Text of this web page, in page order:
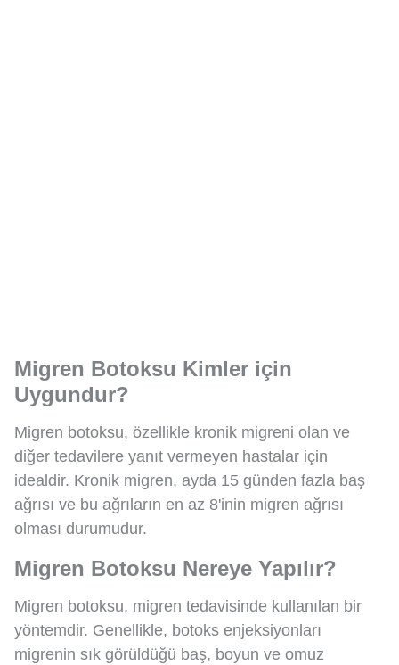
Migren Botoksu Kimler için
Uygundur?
Migren botoksu, özellikle kronik migreni olan ve
diğer tedavilere yanıt vermeyen hastalar için
idealdir. Kronik migren, ayda 15 günden fazla baş
ağrısı ve bu ağrıların en az 8'inin migren ağrısı
olması durumudur.
Migren Botoksu Nereye Yapılır?
Migren botoksu, migren tedavisinde kullanılan bir
yöntemdir. Genellikle, botoks enjeksiyonları
migrenin sık görüldüğü baş, boyun ve omuz